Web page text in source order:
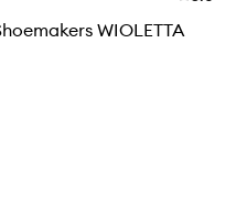
WIOLETTA